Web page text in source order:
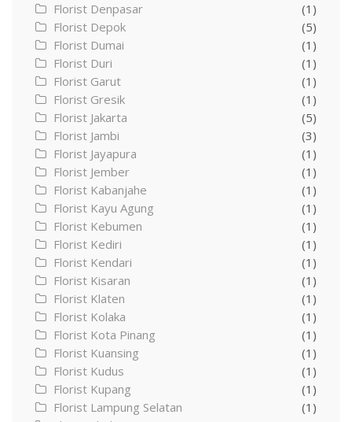
Florist Denpasar
(1)
Florist Depok
(5)
Florist Dumai
(1)
Florist Duri
(1)
Florist Garut
(1)
Florist Gresik
(1)
Florist Jakarta
(5)
Florist Jambi
(3)
Florist Jayapura
(1)
Florist Jember
(1)
Florist Kabanjahe
(1)
Florist Kayu Agung
(1)
Florist Kebumen
(1)
Florist Kediri
(1)
Florist Kendari
(1)
Florist Kisaran
(1)
Florist Klaten
(1)
Florist Kolaka
(1)
Florist Kota Pinang
(1)
Florist Kuansing
(1)
Florist Kudus
(1)
Florist Kupang
(1)
Florist Lampung Selatan
(1)